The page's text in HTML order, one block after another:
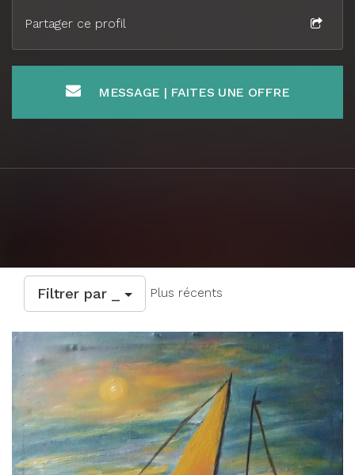
Partager ce profil
MESSAGE | FAITES UNE OFFRE
Filtrer par _ Plus récents